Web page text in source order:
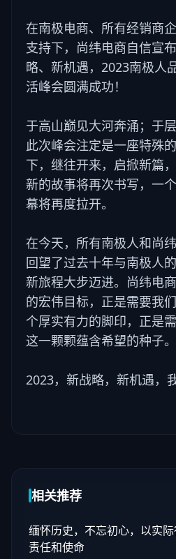
在南极电商、所有经销商
支持下，尚纬电商自信宣
略、新机遇，2023南极人
活峰会圆满成功！
于高山巅见大河奔涌；于
此次峰会注定是一座特殊
下，继往开来，启掀新篇
新的故事将再次书写，一
幕将再度拉开。
在今天，所有南极人和尚
回望了过去十年与南极人
新旅程大步迈进。尚纬电
的宏伟目标，正是需要我
个厚实有力的脚印，正是
这一颗颗蕴含希望的种子。
2023，新战略，新机遇，
相关推荐
缅怀历史，不忘初心，以实
责任和使命